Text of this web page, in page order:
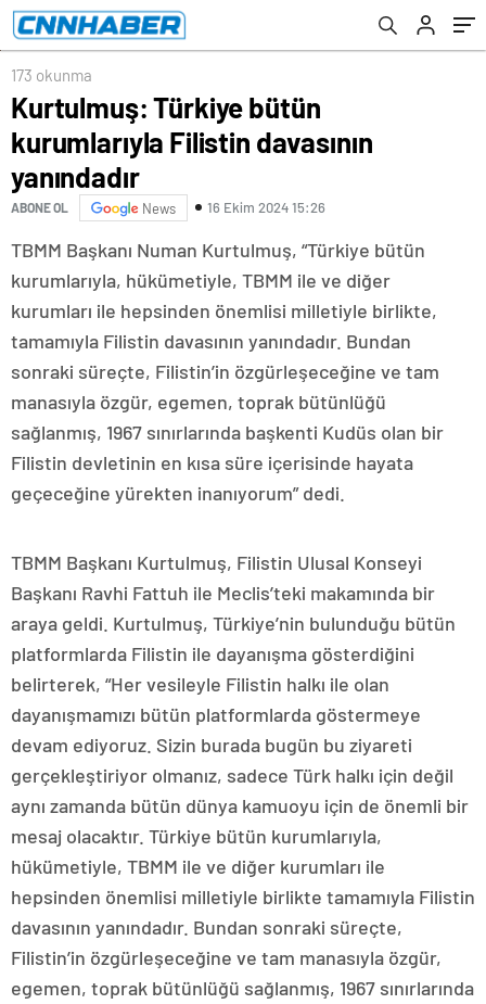
173 okunma
Kurtulmuş: Türkiye bütün
kurumlarıyla Filistin davasının
yanındadır
ABONE OL News 16 Ekim 2024 15:26
TBMM Başkanı Numan Kurtulmuş, “Türkiye bütün
kurumlarıyla, hükümetiyle, TBMM ile ve diğer
kurumları ile hepsinden önemlisi milletiyle birlikte,
tamamıyla Filistin davasının yanındadır. Bundan
sonraki süreçte, Filistin’in özgürleşeceğine ve tam
manasıyla özgür, egemen, toprak bütünlüğü
sağlanmış, 1967 sınırlarında başkenti Kudüs olan bir
Filistin devletinin en kısa süre içerisinde hayata
geçeceğine yürekten inanıyorum” dedi.
TBMM Başkanı Kurtulmuş, Filistin Ulusal Konseyi
Başkanı Ravhi Fattuh ile Meclis’teki makamında bir
araya geldi. Kurtulmuş, Türkiye’nin bulunduğu bütün
platformlarda Filistin ile dayanışma gösterdiğini
belirterek, “Her vesileyle Filistin halkı ile olan
dayanışmamızı bütün platformlarda göstermeye
devam ediyoruz. Sizin burada bugün bu ziyareti
gerçekleştiriyor olmanız, sadece Türk halkı için değil
aynı zamanda bütün dünya kamuoyu için de önemli bir
mesaj olacaktır. Türkiye bütün kurumlarıyla,
hükümetiyle, TBMM ile ve diğer kurumları ile
hepsinden önemlisi milletiyle birlikte tamamıyla Filistin
davasının yanındadır. Bundan sonraki süreçte,
Filistin’in özgürleşeceğine ve tam manasıyla özgür,
egemen, toprak bütünlüğü sağlanmış, 1967 sınırlarında